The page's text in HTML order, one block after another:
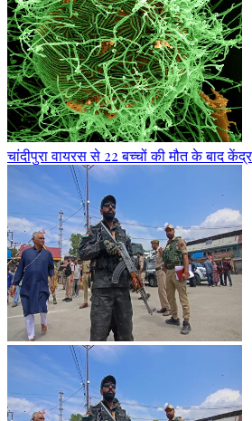
चांदीपुरा वायरस से 22 बच्चों की मौत के बाद